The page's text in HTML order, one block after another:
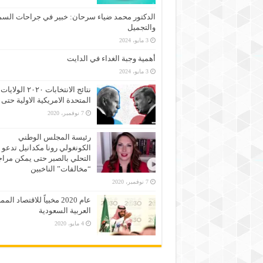
الدكتور محمد ضياء سرحان: خبير في جراحات
والتجميل
3 مايو، 2024
أهمية وجبة الغداء في الدايت
3 مايو، 2024
نتائج الانتخابات ٢٠٢٠ الولايات
المتحدة الامريكية الاولية
7 نوفمبر، 2020
رئيسة المجلس الوطني
الكونغولي رونا مكدانيل
التحلي بالصبر حتى يمكن
“مخالفات” الناخبين
7 نوفمبر، 2020
عام 2020 مخبياً للاقتصاد
العربية السعودية
4 مايو، 2020